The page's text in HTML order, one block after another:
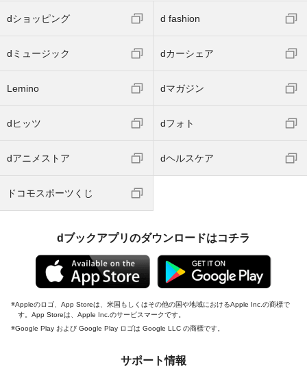
dショッピング d fashion
dミュージック dカーシェア
Lemino dマガジン
dヒッツ dフォト
dアニメストア dヘルスケア
ドコモスポーツくじ
dブックアプリのダウンロードはコチラ
Appleのロゴ、App Storeは、米国もしくはその他の国や地域におけるApple Inc.の商標で
す。App Storeは、Apple Inc.のサービスマークです。
Google Play および Google Play ロゴは Google LLC の商標です。
サポート情報